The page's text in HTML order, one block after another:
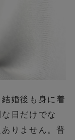
婚後も身に着
日だけでな
りません。普